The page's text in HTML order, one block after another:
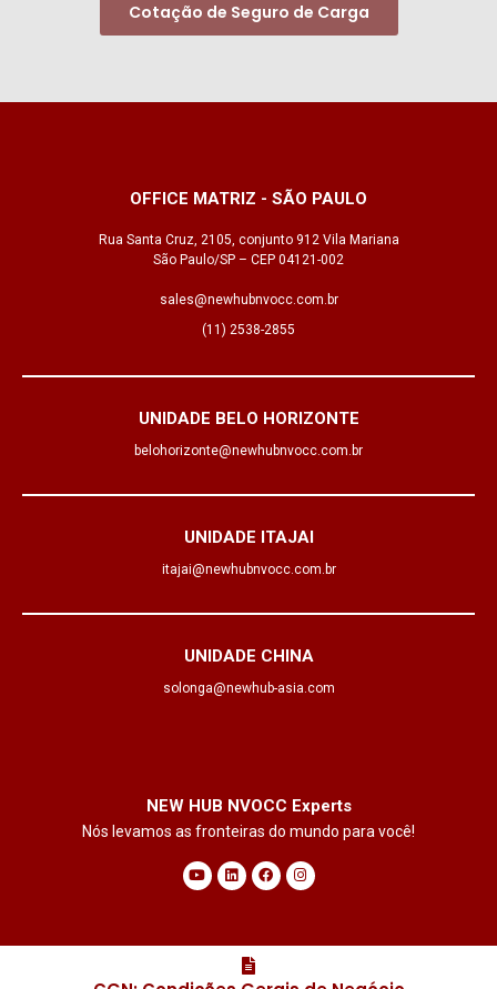
Cotação de Seguro de Carga
OFFICE MATRIZ - SÃO PAULO
Rua Santa Cruz, 2105, conjunto 912 Vila Mariana
São Paulo/SP – CEP 04121-002
sales@newhubnvocc.com.br
(11) 2538-2855
UNIDADE BELO HORIZONTE
belohorizonte@newhubnvocc.com.br
UNIDADE ITAJAI
itajai@newhubnvocc.com.br
UNIDADE CHINA
solonga@newhub-asia.com
NEW HUB NVOCC Experts
Nós levamos as fronteiras do mundo para você!
Y
o
u
L
i
n
F
a
c
I
n
s
m